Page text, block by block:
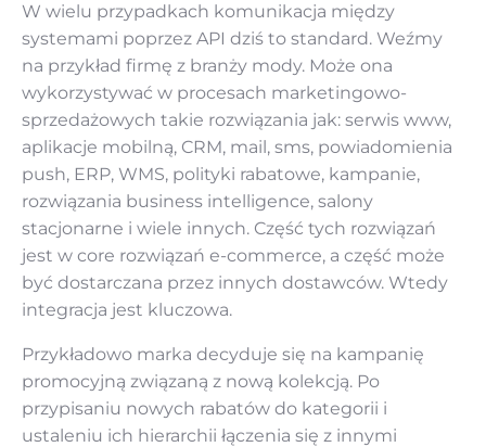
W wielu przypadkach komunikacja między
systemami poprzez API dziś to standard. Weźmy
na przykład firmę z branży mody. Może ona
wykorzystywać w procesach marketingowo-
sprzedażowych takie rozwiązania jak: serwis www,
aplikacje mobilną, CRM, mail, sms, powiadomienia
push, ERP, WMS, polityki rabatowe, kampanie,
rozwiązania business intelligence, salony
stacjonarne i wiele innych. Część tych rozwiązań
jest w core rozwiązań e-commerce, a część może
być dostarczana przez innych dostawców. Wtedy
integracja jest kluczowa.
Przykładowo marka decyduje się na kampanię
promocyjną związaną z nową kolekcją. Po
przypisaniu nowych rabatów do kategorii i
ustaleniu ich hierarchii łączenia się z innymi